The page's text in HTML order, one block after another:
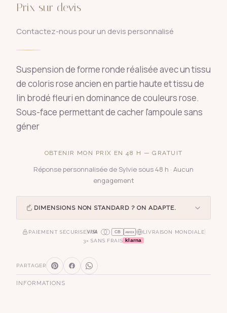
Prix sur devis
Contactez-nous pour un devis personnalisé
Suspension de forme ronde réalisée avec un tissu
de coloris rose ancien en partie haute et tissu de
lin brodé fleuri en dominance de couleurs rose.
Sous-face permettant de cacher l'ampoule sans
géner
OBTENIR MON PRIX EN 48 H — GRATUIT
Réponse personnalisée de Sylvie sous 48 h · Aucun
engagement
DIMENSIONS NON STANDARD ? ON ADAPTE.
PAIEMENT SÉCURISÉ CB AMEX
LIVRAISON MONDIALE
3× SANS FRAIS klarna
PARTAGER
INFORMATIONS